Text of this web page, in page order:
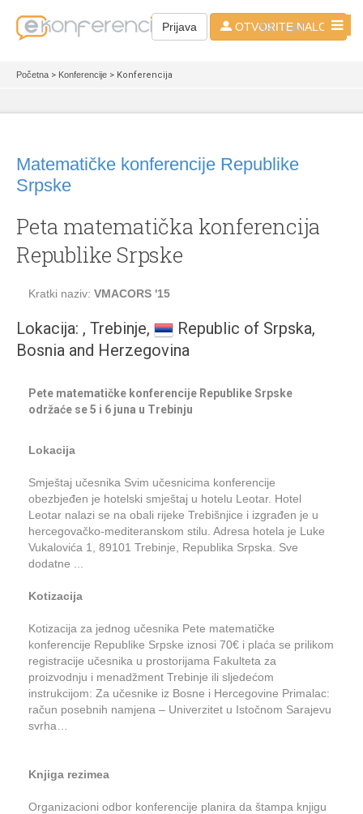
Prijava OTVORITE NALOG
SR - LAT
Početna > Konferencije > Konferencija
Matematičke konferencije Republike
Srpske
Peta matematička konferencija
Republike Srpske
Kratki naziv: VMACORS '15
Lokacija: , Trebinje,
Republic of Srpska,
Bosnia and Herzegovina
Pete matematičke konferencije Republike Srpske
održaće se 5 i 6 juna u Trebinju
Lokacija
Smještaj učesnika Svim učesnicima konferencije
obezbjeđen je hotelski smještaj u hotelu Leotar. Hotel
Leotar nalazi se na obali rijeke Trebišnjice i izgrađen je u
hercegovačko-mediteranskom stilu. Adresa hotela je Luke
Vukalovića 1, 89101 Trebinje, Republika Srpska. Sve
dodatne ...
Kotizacija
Kotizacija za jednog učesnika Pete matematičke
konferencije Republike Srpske iznosi 70€ i plaća se prilikom
registracije učesnika u prostorijama Fakulteta za
proizvodnju i menadžment Trebinje ili sljedećom
instrukcijom: Za učesnike iz Bosne i Hercegovine Primalac:
račun posebnih namjena – Univerzitet u Istočnom Sarajevu
svrha…
Knjiga rezimea
Organizacioni odbor konferencije planira da štampa knjigu